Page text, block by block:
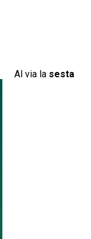
Al via la sesta